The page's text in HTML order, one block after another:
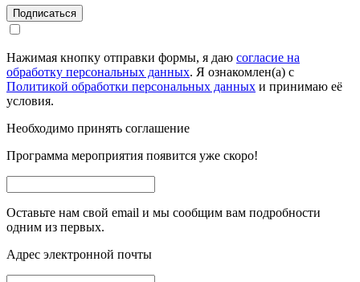
Подписаться
Нажимая кнопку отправки формы, я даю согласие на
обработку персональных данных. Я ознакомлен(а) с
Политикой обработки персональных данных и принимаю её
условия.
Необходимо принять соглашение
Программа мероприятия появится уже скоро!
Оставьте нам свой email и мы сообщим вам подробности
одним из первых.
Адрес электронной почты